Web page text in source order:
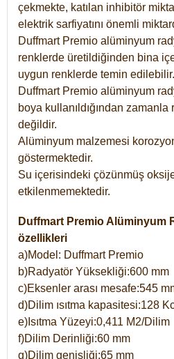
çekmekte, katılan inhibitör
elektrik sarfiyatını önemli
Duffmart Premio alüminyum
renklerde üretildiğinden bina
uygun renklerde temin edilebilir.
Duffmart Premio alüminyum
boya kullanıldığından
değildir.
Alüminyum malzemesi
göstermektedir.
Su içerisindeki çözünmüş
etkilenmemektedir.
Duffmart Premio Alüminyum
özellikleri
a)Model: Duffmart Premio
b)Radyatör Yüksekliği:600 mm
c)Eksenler arası mesafe:545
d)Dilim ısıtma kapasitesi:128
e)Isıtma Yüzeyi:0,411 M2/Dilim
f)Dilim Derinliği:60 mm
g)Dilim genişliği:65 mm